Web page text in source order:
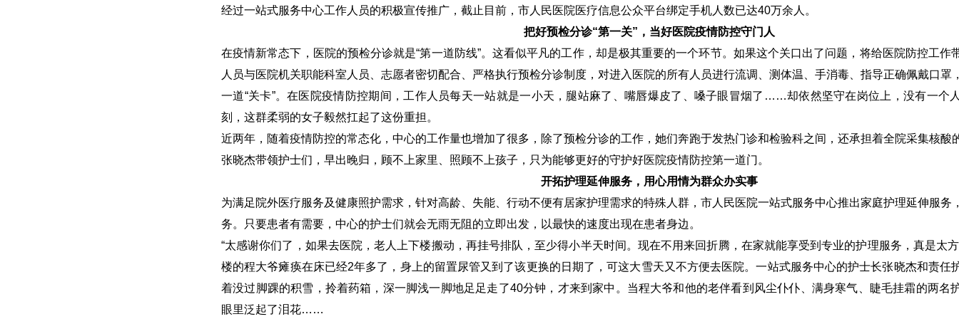
经过一站式服务中心工作人员的积极宣传推广，截止目前，市人民医院医疗信息公众平台绑定手机人数已达40万余人。
把好预检分诊“第一关”，当好医院疫情防控守门人
在疫情新常态下，医院的预检分诊就是“第一道防线”。这看似平凡的工作，却是极其重要的一个环节。如果这个关口出了问题，将给医院防控工作
人员与医院机关职能科室人员、志愿者密切配合、严格执行预检分诊制度，对进入医院的所有人员进行流调、测体温、手消毒、指导正确佩戴口罩
一道“关卡”。在医院疫情防控期间，工作人员每天一站就是一小天，腿站麻了、嘴唇爆皮了、嗓子眼冒烟了……却依然坚守在岗位上，没有一
刻，这群柔弱的女子毅然扛起了这份重担。
近两年，随着疫情防控的常态化，中心的工作量也增加了很多，除了预检分诊的工作，她们奔跑于发热门诊和检验科之间，还承担着全院采集核酸
张晓杰带领护士们，早出晚归，顾不上家里、照顾不上孩子，只为能够更好的守护好医院疫情防控第一道门。
开拓护理延伸服务，用心用情为群众办实事
为满足院外医疗服务及健康照护需求，针对高龄、失能、行动不便有居家护理需求的特殊人群，市人民医院一站式服务中心推出家庭护理延伸服务
务。只要患者有需要，中心的护士们就会无雨无阻的立即出发，以最快的速度出现在患者身边。
“太感谢你们了，如果去医院，老人上下楼搬动，再挂号排队，至少得小半天时间。现在不用来回折腾，在家就能享受到专业的护理服务，真是太
楼的程大爷瘫痪在床已经2年多了，身上的留置尿管又到了该更换的日期了，可这大雪天又不方便去医院。一站式服务中心的护士长张晓杰和责任
着没过脚踝的积雪，拎着药箱，深一脚浅一脚地足足走了40分钟，才来到家中。当程大爷和他的老伴看到风尘仆仆、满身寒气、睫毛挂霜的两名
眼里泛起了泪花……